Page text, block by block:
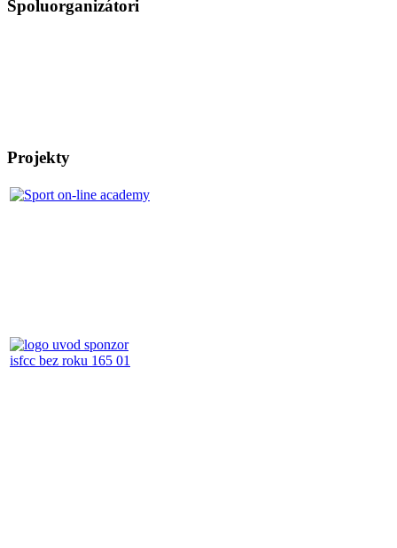
Spoluorganizátori
Projekty